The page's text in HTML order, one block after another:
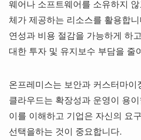
웨어나 소프트웨어를 소유하지
체가 제공하는 리소스를 활용합
연성과 비용 절감을 가능하게 하
대한 투자 및 유지보수 부담을 줄
온프레미스는 보안과 커스터마이
클라우드는 확장성과 운영이 용
이를 이해하고 기업은 자신의 요
선택을하는 것이 중요합니다.